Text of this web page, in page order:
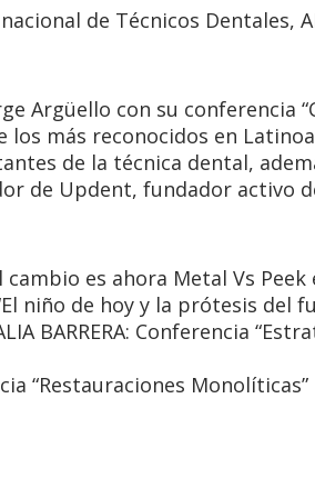
de Técnicos Dentales,
Argüello con su conferencia
los más reconocidos en
de la técnica dental,
de Updent, fundador activo
cambio es ahora Metal Vs
niño de hoy y la prótesis del
BARRERA: Conferencia
“Restauraciones Monolíticas”